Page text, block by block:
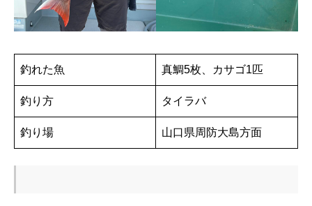
釣れた魚 真鯛5枚、カサゴ1匹
釣り方 タイラバ
釣り場 山口県周防大島方面